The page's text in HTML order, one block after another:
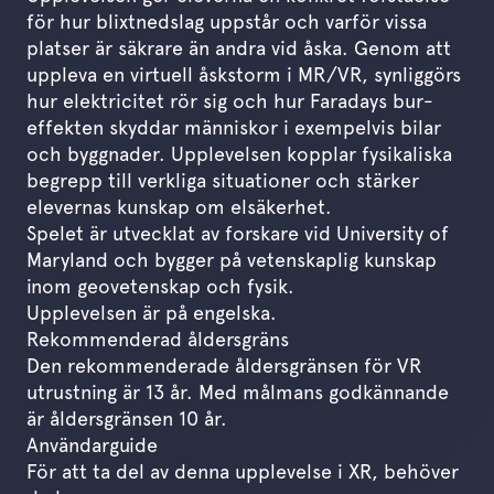
för hur blixtnedslag uppstår och varför vissa
platser är säkrare än andra vid åska. Genom att
uppleva en virtuell åskstorm i MR/VR, synliggörs
hur elektricitet rör sig och hur Faradays bur-
effekten skyddar människor i exempelvis bilar
och byggnader. Upplevelsen kopplar fysikaliska
begrepp till verkliga situationer och stärker
elevernas kunskap om elsäkerhet.
Spelet är utvecklat av forskare vid University of
Maryland och bygger på vetenskaplig kunskap
inom geovetenskap och fysik.
Upplevelsen är på engelska.
Rekommenderad åldersgräns
Den rekommenderade åldersgränsen för VR
utrustning är 13 år. Med målmans godkännande
är åldersgränsen 10 år.
Användarguide
För att ta del av denna upplevelse i XR, behöver